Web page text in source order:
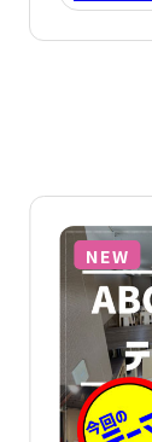
細を見る
NEW